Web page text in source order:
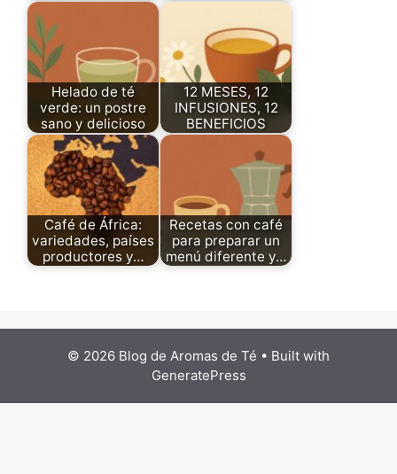
Helado de té
verde: un postre
sano y delicioso
12 MESES, 12
INFUSIONES, 12
BENEFICIOS
Café de África:
variedades, países
productores y…
Recetas con café
para preparar un
menú diferente y…
© 2026 Blog de Aromas de Té • Built with
GeneratePress